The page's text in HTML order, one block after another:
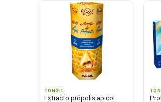
TONGIL
Extracto própolis apicol